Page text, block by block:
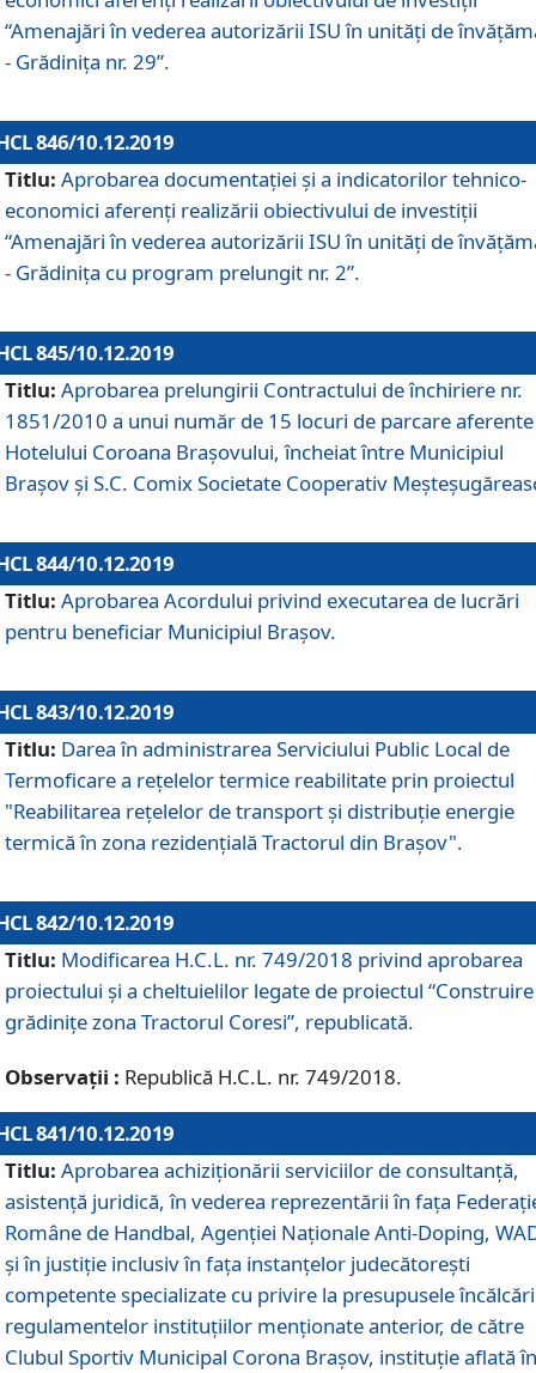
“Amenajări în vederea autorizării ISU în unități de
- Grădinița nr. 29”.
846/10.12.2019
Titlu: Aprobarea documentației și a indicatorilor tehnico-
economici aferenți realizării obiectivului de investiții
“Amenajări în vederea autorizării ISU în unități de
- Grădinița cu program prelungit nr. 2”.
845/10.12.2019
Titlu: Aprobarea prelungirii Contractului de închiriere nr.
1851/2010 a unui număr de 15 locuri de parcare aferente
Hotelului Coroana Brașovului, încheiat între Municipiul
Braşov şi S.C. Comix Societate Cooperativ
844/10.12.2019
Titlu: Aprobarea Acordului privind executarea de lucrări
pentru beneficiar Municipiul Brașov.
843/10.12.2019
Titlu: Darea în administrarea Serviciului Public Local de
Termoficare a rețelelor termice reabilitate prin proiectul
"Reabilitarea reţelelor de transport şi distribuţie energie
termică în zona rezidenţială Tractorul din Braşov".
842/10.12.2019
Titlu: Modificarea H.C.L. nr. 749/2018 privind aprobarea
proiectului și a cheltuielilor legate de proiectul “Construire
grădinițe zona Tractorul Coresi”, republicată.
Observații : Republică H.C.L. nr. 749/2018.
841/10.12.2019
Titlu: Aprobarea achiziționării serviciilor de consultanță,
asistență juridică, în vederea reprezentării în fața
Române de Handbal, Agenției Naționale Anti-Doping,
și în justiție inclusiv în fața instanțelor judecătorești
competente specializate cu privire la presupusele
regulamentelor instituțiilor menționate anterior, de către
Clubul Sportiv Municipal Corona Braşov, instituție aflată în